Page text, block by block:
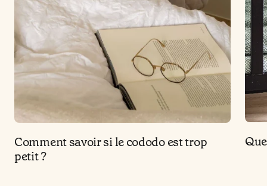
Comment savoir si le cododo est trop
petit ?